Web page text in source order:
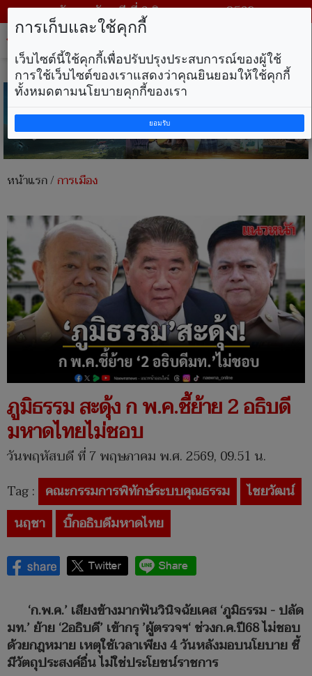
วันพฤหัสบดี ที่ 6 สิงหาคม พ.ศ. 2569
หน้าแรก/การเมือง
ภูมิธรรม สะดุ้ง ก พ.ค.ชี้ย้าย 2 อธิบดี
มหาดไทยไม่ชอบ
วันพฤหัสบดี ที่ 7 พฤษภาคม พ.ศ. 2569, 09.51 น.
Tag : คณะกรรมการพิทักษ์ระบบคุณธรรม
ไชยวัฒน์
นฤชา
บิ๊กอธิบดีมหาดไทย
‘ก.พ.ค.’ เสียงข้างมากฟันวินิจฉัยเคส ‘ภูมิธรรม - ปลัด
มท.’ ย้าย ‘2อธิบดี’ เข้ากรุ ’ผู้ตรวจฯ‘ ช่วงก.ค.ปี68 ไม่ชอบ
ด้วยกฎหมาย เหตุใช้เวลาเพียง 4 วันหลังมอบนโยบาย ชี้
มีวัตถุประสงค์อื่น ไม่ใช่ประโยชน์ราชการ
การเก็บและใช้คุกกี้
เว็บไซต์นี้ใช้คุกกี้เพื่อปรับปรุงประสบการณ์ของผู้ใช้
การใช้เว็บไซต์ของเราแสดงว่าคุณยินยอมให้ใช้คุกกี้
ทั้งหมดตามนโยบายคุกกี้ของเรา
ยอมรับ